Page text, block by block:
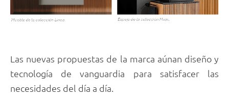
Las nuevas propuestas de la marca aúnan diseño y
tecnología de vanguardia para satisfacer las
necesidades del día a día.